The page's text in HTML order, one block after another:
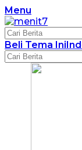
Langsung
ke
konten
Menu
Beli Tema Ini